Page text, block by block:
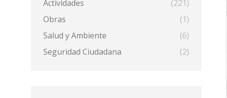
Actividades
(221)
Obras
(1)
Salud y Ambiente
(6)
Seguridad Ciudadana
(2)